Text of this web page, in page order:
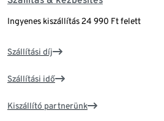
Ingyenes kiszállítás 24 990 Ft felett
Szállítási díj
Szállítási idő
Kiszállító partnerünk